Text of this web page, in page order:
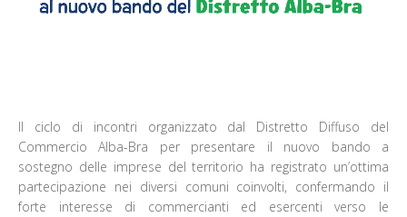
Il ciclo di incontri organizzato dal Distretto Diffuso del
Commercio Alba-Bra per presentare il nuovo bando a
sostegno delle imprese del territorio ha registrato un’ottima
partecipazione nei diversi comuni coinvolti, confermando il
forte interesse di commercianti ed esercenti verso le